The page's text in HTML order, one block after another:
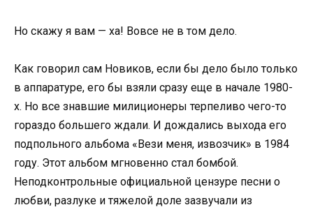
Но скажу я вам — ха! Вовсе не в том дело.
Как говорил сам Новиков, если бы дело было только
в аппаратуре, его бы взяли сразу еще в начале 1980-
х. Но все знавшие милиционеры терпеливо чего-то
гораздо большего ждали. И дождались выхода его
подпольного альбома «Вези меня, извозчик» в 1984
году. Этот альбом мгновенно стал бомбой.
Неподконтрольные официальной цензуре песни о
любви, разлуке и тяжелой доле зазвучали из